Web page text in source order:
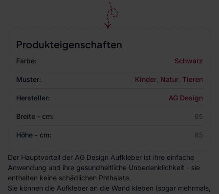
Produkteigenschaften
Farbe: Schwarz
Muster: Kinder Natur Tieren
Hersteller: AG Design
Breite - cm: 65
Höhe - cm: 85
Der Hauptvorteil der AG Design Aufkleber ist ihre einfache
Anwendung und ihre gesundheitliche Unbedenklichkeit - sie
enthalten keine schädlichen Phthalate.
Sie können die Aufkleber an die Wand kleben (sogar mehrmals,